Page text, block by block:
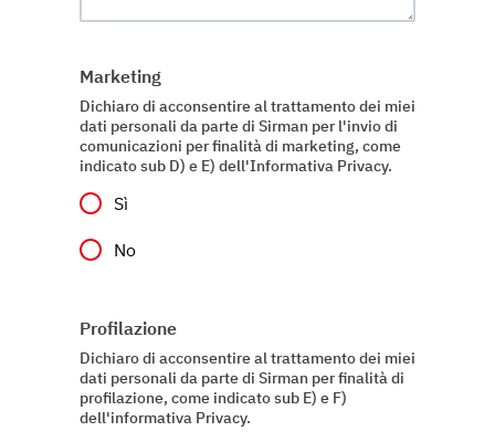
Marketing
Dichiaro di acconsentire al trattamento dei miei
dati personali da parte di Sirman per l'invio di
comunicazioni per finalità di marketing, come
indicato sub D) e E) dell'Informativa Privacy.
Sì
No
Profilazione
Dichiaro di acconsentire al trattamento dei miei
dati personali da parte di Sirman per finalità di
profilazione, come indicato sub E) e F)
dell'informativa Privacy.